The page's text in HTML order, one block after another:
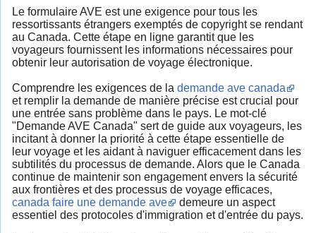
Le formulaire AVE est une exigence pour tous les
ressortissants étrangers exemptés de copyright se rendant
au Canada. Cette étape en ligne garantit que les
voyageurs fournissent les informations nécessaires pour
obtenir leur autorisation de voyage électronique.
Comprendre les exigences de la demande ave canada
et remplir la demande de manière précise est crucial pour
une entrée sans problème dans le pays. Le mot-clé
"Demande AVE Canada" sert de guide aux voyageurs, les
incitant à donner la priorité à cette étape essentielle de
leur voyage et les aidant à naviguer efficacement dans les
subtilités du processus de demande. Alors que le Canada
continue de maintenir son engagement envers la sécurité
aux frontières et des processus de voyage efficaces,
canada faire une demande ave
demeure un aspect
essentiel des protocoles d'immigration et d'entrée du pays.